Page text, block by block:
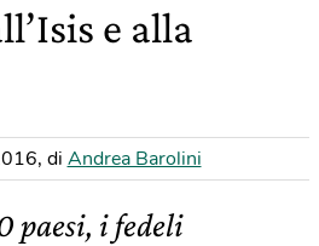
e alla
, di Andrea Barolini
paesi, i fedeli